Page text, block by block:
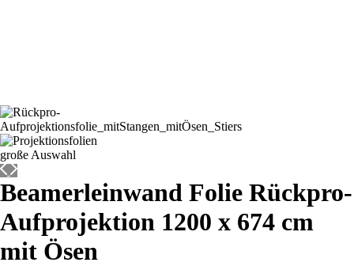
Beamerleinwand Folie Rückpro-
Aufprojektion 1200 x 674 cm
mit Ösen